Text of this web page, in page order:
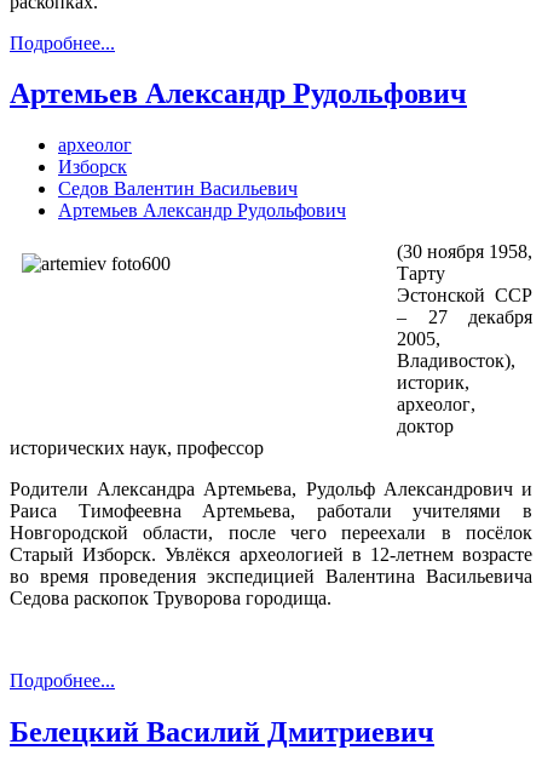
Подробнее...
Артемьев Александр Рудольфович
археолог
Изборск
Седов Валентин Васильевич
Артемьев Александр Рудольфович
(30 ноября 1958,
Тарту
Эстонской ССР
– 27 декабря
2005,
Владивосток),
историк,
археолог,
доктор
исторических наук, профессор
Родители Александра Артемьева, Рудольф Александрович и
Раиса Тимофеевна Артемьева, работали учителями в
Новгородской области, после чего переехали в посёлок
Старый Изборск. Увлёкся археологией в 12-летнем возрасте
во время проведения экспедицией Валентина Васильевича
Седова раскопок Труворова городища.
Подробнее...
Белецкий Василий Дмитриевич